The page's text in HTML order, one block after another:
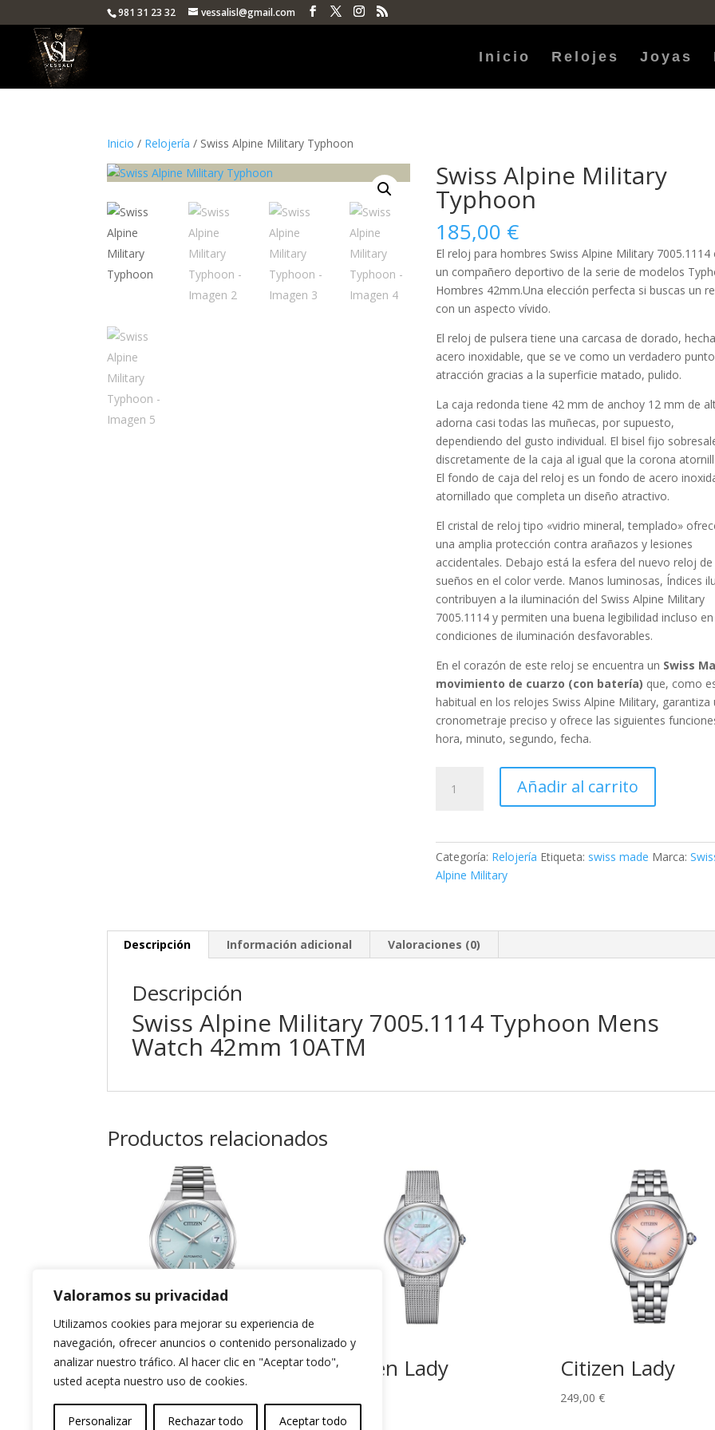
Valoramos su privacidad
Utilizamos cookies para mejorar su experiencia de
navegación, ofrecer anuncios o contenido personalizado y
analizar nuestro tráfico. Al hacer clic en "Aceptar todo",
usted acepta nuestro uso de cookies.
Personalizar Rechazar todo Aceptar todo
981 31 23 32 vessalisl@gmail.com
Inicio Relojes Joyas
Inicio / Relojería / Swiss Alpine Military Typhoon
Swiss Alpine Military
Typhoon
185,00 €
El reloj parahombres Swiss Alpine Military 7005.1114
un compañero deportivo de la serie de modelos
Hombres 42mm.Una elección perfecta si buscas un
con un aspecto vívido.
El reloj de pulsera tiene una carcasa de dorado,
acero inoxidable, que se ve como un verdadero
atracción gracias a la superficiematado, pulido.
La cajaredonda tiene 42 mm de anchoy 12 mm de
adorna casi todas las muñecas, por supuesto,
dependiendo del gusto individual. El biselfijo
discretamente de la caja al igual que la corona
El fondo de caja del reloj es un fondo de acero
atornillado que completa un diseño atractivo.
El cristal de reloj tipo «vidrio mineral, templado»
una amplia protección contra arañazos y lesiones
accidentales. Debajo está la esfera del nuevo reloj
sueños en el colorverde. Manos luminosas, Índices
contribuyen a la iluminación del Swiss Alpine Military
7005.1114 y permiten una buena legibilidad incluso en
condiciones de iluminación desfavorables.
En el corazón de este reloj se encuentra un Swiss
movimiento de cuarzo (con batería) que, como
habitual en los relojes Swiss Alpine Military, garantiza
cronometraje preciso y ofrece las siguientes
hora, minuto, segundo, fecha.
Alpine
cantidad
Añadir al carrito
Categoría: Relojería Etiqueta: swiss made Marca:
Alpine Military
Descripción Información adicional Valoraciones (0)
Descripción
Swiss Alpine Military 7005.1114 Typhoon Mens
Watch 42mm 10ATM
Productos relacionados
Tsuyosa 37mm
Azul Tiffany
299,00
Citizen Lady Citizen Lady
249,00 €